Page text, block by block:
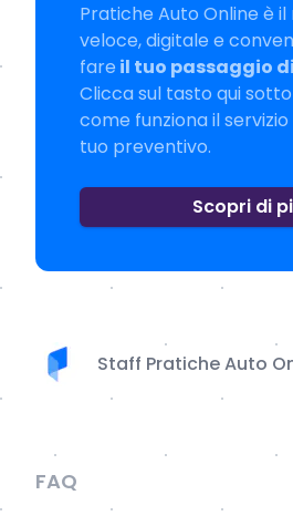
Pratiche Auto Online è
veloce, digitale e
fare il tuo passaggio
Clicca sul tasto qui
come funziona il
tuo preventivo.
Scopri di
Staff Pratiche Auto
FAQ